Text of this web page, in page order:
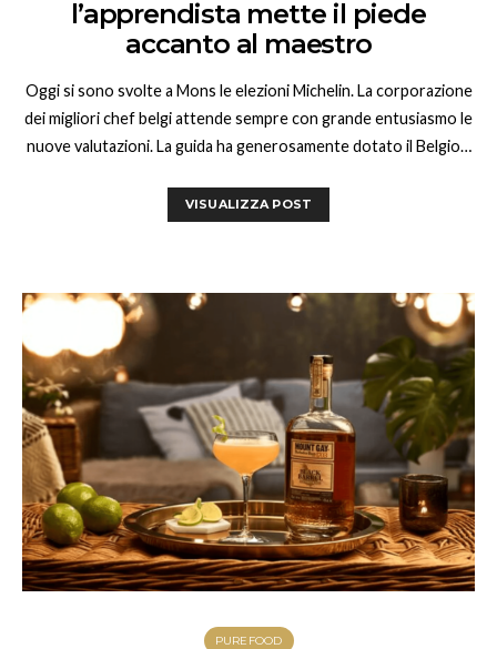
l’apprendista mette il piede
accanto al maestro
Oggi si sono svolte a Mons le elezioni Michelin. La corporazione
dei migliori chef belgi attende sempre con grande entusiasmo le
nuove valutazioni. La guida ha generosamente dotato il Belgio…
VISUALIZZA POST
PUREFOOD